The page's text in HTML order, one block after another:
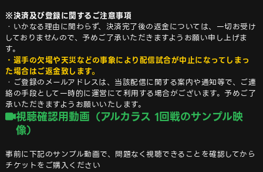
※決済及び登録に関するご注意事項
・いかなる理由に関わらず、決済完了後の返金については、一切お受け
しておりませんので、予めご了承いただきますようお願い申し上げま
・選手の欠場や天災などの事象により配信試合が中止になってしまっ
た場合はご返金致します。
・ご登録のメールアドレスは、当該配信に関する案内や通知等で、ご連
絡の手段として一時的に運営にて利用する場合がございます。予めご了
承いただきますようお願いいたします。
視聴確認用動画（アルカラス 1回戦のサンプル映
像）
事前に下記のサンプル動画で、問題なく視聴できることを確認してから
チケットをご購入ください